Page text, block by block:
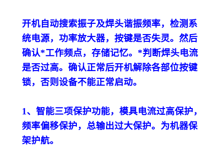
开机自动搜索振子及焊头谐振频率，检测系
统电源，功率放大器，按键是否失灵。然后
确认*工作频点，存储记忆。*判断焊头电流
是否过高。确认正常后开机解除各部位按键
锁，否则设备不能正常启动。
1、智能三项保护功能，模具电流过高保护，
频率偏移保护，总输出过大保护。为机器保
架护航。